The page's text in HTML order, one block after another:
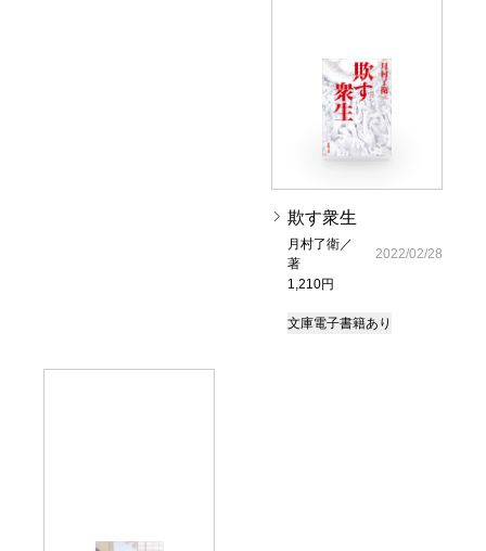
欺す衆生
月村了衛／
著
1,210円
2022/02/28
文庫電子書籍あり